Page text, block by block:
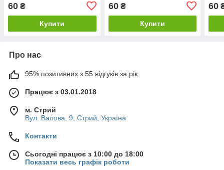
60 ₴
Купити
60₴
Купити
60
Про нас
95% позитивних з 55 відгуків за рік
Працює з 03.01.2018
м. Стрий
Вул. Валова, 9, Стрий, Україна
Контакти
Сьогодні працює з 10:00 до 18:00
Показати весь графік роботи